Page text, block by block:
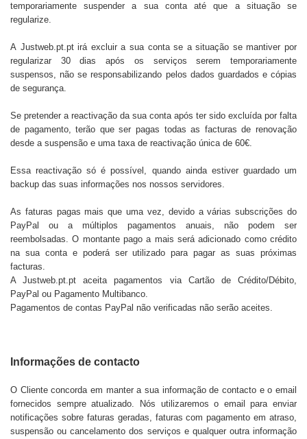
temporariamente suspender a sua conta até que a situação se
regularize.
A Justweb.pt.ptirá excluir a sua conta se a situação se mantiver por
regularizar 30 dias após os serviços serem temporariamente
suspensos, não se responsabilizando pelos dados guardados e cópias
de segurança.
Se pretender a reactivação da sua conta após ter sido excluída por falta
de pagamento, terão que ser pagas todas as facturas de renovação
desde a suspensão e uma taxa de reactivação única de 60€.
Essa reactivação só é possível, quando ainda estiver guardado um
backup das suas informações nos nossos servidores.
As faturas pagas mais que uma vez, devido a várias subscrições do
PayPal ou a múltiplos pagamentos anuais, não podem ser
reembolsadas. O montante pago a mais será adicionado como crédito
na sua conta e poderá ser utilizado para pagar as suas próximas
facturas.
AJustweb.pt.ptaceita pagamentos via Cartão de Crédito/Débito,
PayPal ou Pagamento Multibanco.
Pagamentos de contas PayPal não verificadas não serão aceites.
Informações de contacto
O Cliente concorda em manter a sua informação de contacto e o email
fornecidos sempre atualizado. Nós utilizaremos o email para enviar
notificações sobre faturas geradas, faturas com pagamento em atraso,
suspensão ou cancelamento dos serviços e qualquer outra informação